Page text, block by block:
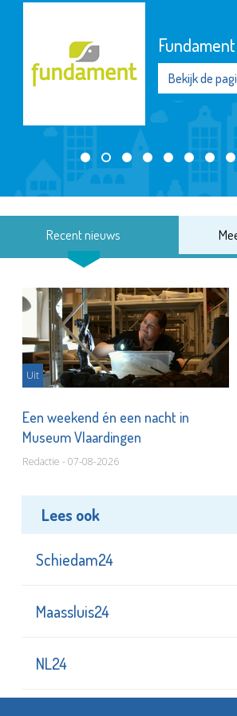
Bekijk de
Recent nieuws
Uit
Een weekend én een nacht in
Museum Vlaardingen
Redactie - 07-08-2026
Lees ook
Schiedam24
Maassluis24
NL24